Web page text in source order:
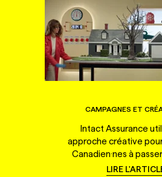
CAMPAGNES ET
Intact Assurance
approche créative
Canadien·nes à
LIRE